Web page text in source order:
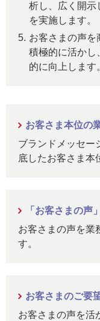
析し、広く開示
を実施します。
5. お客さまの声を
積極的に活かし
的に向上します
お客さま本位の
ブランドメッセー
底したお客さま本
「お客さまの声
お客さまの声を業
す。
お客さまのご要
お客さまの声を活